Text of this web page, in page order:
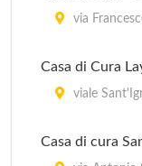
via
Casa di Cura
viale
Casa di cura